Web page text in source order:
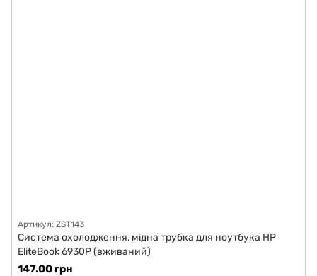
Артикул: ZST143
Система охолодження, мідна трубка для ноутбука HP
EliteBook 6930P (вживаний)
147.00 грн